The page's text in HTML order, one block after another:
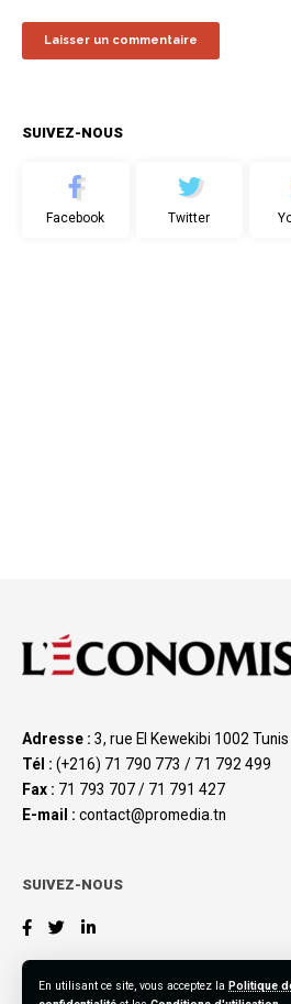
En utilisant ce site, vous acceptez la Politique
SUIVEZ-NOUS
Facebook Twitter
Adresse : 3, rue El Kewekibi 1002
Tél : (+216) 71 790 773 / 71 792 499
Fax : 71 793 707 / 71 791 427
E-mail : contact@promedia.tn
SUIVEZ-NOUS